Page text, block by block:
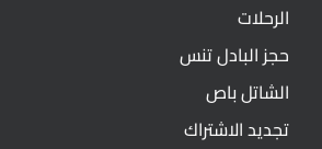
الرحلات
حجز البادل تنس
الشاتل باص
تجديد الاشتراك